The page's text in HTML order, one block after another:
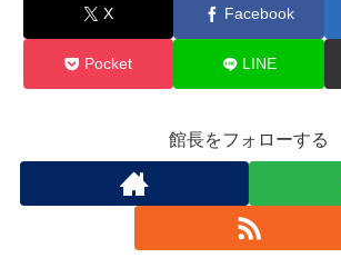
X Facebook
Pocket LINE
館長をフォローする